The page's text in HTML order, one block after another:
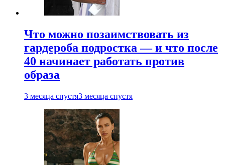
Что можно позаимствовать из
гардероба подростка — и что после
40 начинает работать против
образа
3 месяца спустя3 месяца спустя